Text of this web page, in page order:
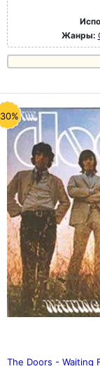
Жанры:
The Doors - Waiting